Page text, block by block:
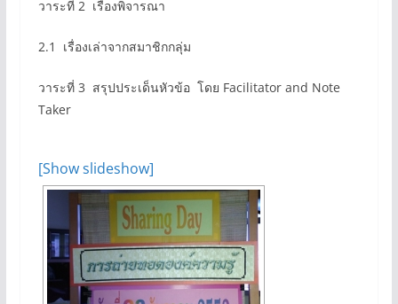
วาระที่ 2 เรื่องพิจารณา
2.1 เรื่องเล่าจากสมาชิกกลุ่ม
วาระที่ 3 สรุปประเด็นหัวข้อ โดย Facilitator and Note
Taker
[Show slideshow]